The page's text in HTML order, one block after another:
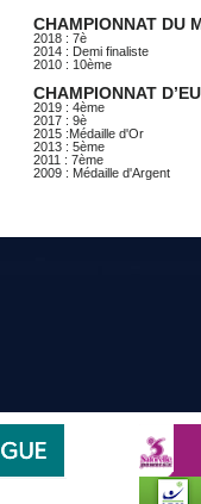
CHAMPIONNAT DU
2018 : 7è
2014 : Demi finaliste
2010 : 10ème
CHAMPIONNAT
2019 : 4ème
2017 : 9è
2015 :Médaille d'Or
2013 : 5ème
2011 : 7ème
2009 : Médaille d'Argent